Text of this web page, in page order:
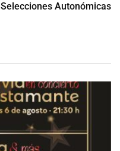
Selecciones Autonómicas